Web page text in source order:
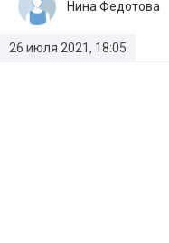
26 июля 2021, 18:05
Нина Федотова